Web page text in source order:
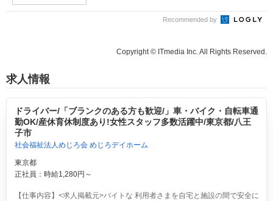
Recommended by
Copyright © ITmedia Inc. All Rights Reserved.
求人情報
ドライバー/「ブランクのある方も歓迎/」車・バイク・自転車通
勤OK/産休育休制度あり!女性スタッフ多数活躍中/東京都/八王
子市
社会福祉法人めじろ会 めじろデイホーム
東京都
正社員：時給1,280円～
【仕事内容】<求人掲載元>バイトな 利用者さまを自宅と施設の間で安全に